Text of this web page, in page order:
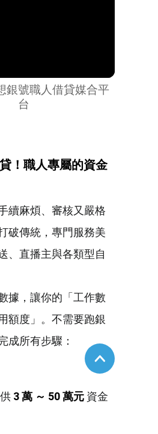
銀號職人借貸媒合平
台
！職人專屬的資金
續麻煩、審核又嚴格
破傳統，專門服務美
、直播主與各類型自
據，讓你的「工作數
額度」。不需要跑銀
成所有步驟：
3萬 ～ 50萬元資金